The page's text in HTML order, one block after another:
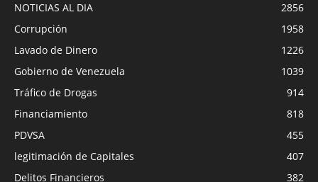
NOTICIAS AL DIA
2856
Corrupción
1958
Lavado de Dinero
1226
Gobierno de Venezuela
1039
Tráfico de Drogas
914
Financiamiento
818
PDVSA
455
legitimación de Capitales
407
Delitos Financieros
382